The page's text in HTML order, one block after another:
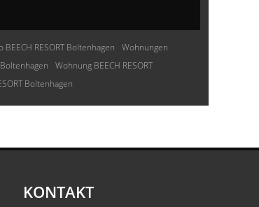
BEECH RESORT Boltenhagen
Wohnungen
Wohnung BEECH RESORT
Boltenhagen
KONTAKT